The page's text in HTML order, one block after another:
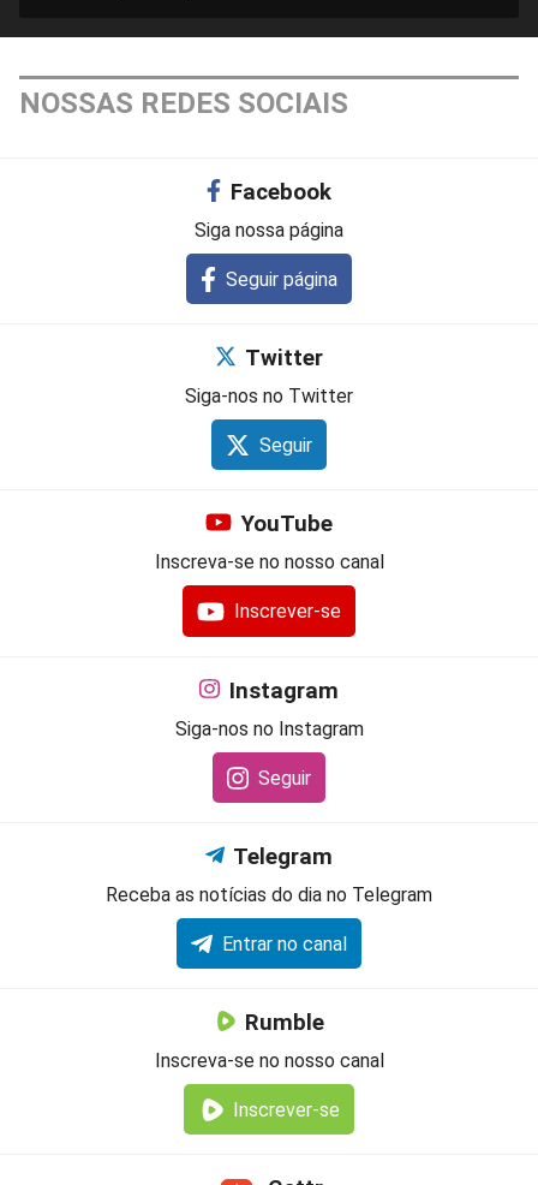
NOSSAS REDES SOCIAIS
Facebook
Siga nossa página
Seguir página
Twitter
Siga-nos no Twitter
Seguir
YouTube
Inscreva-se no nosso canal
Inscrever-se
Instagram
Siga-nos no Instagram
Seguir
Telegram
Receba as notícias do dia no Telegram
Entrar no canal
Rumble
Inscreva-se no nosso canal
Inscrever-se